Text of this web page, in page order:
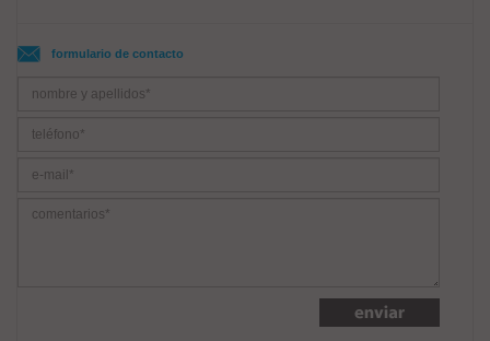
formulario de contacto